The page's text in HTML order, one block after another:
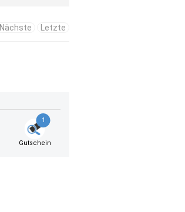
Nächste Letzte
1
Gutschein